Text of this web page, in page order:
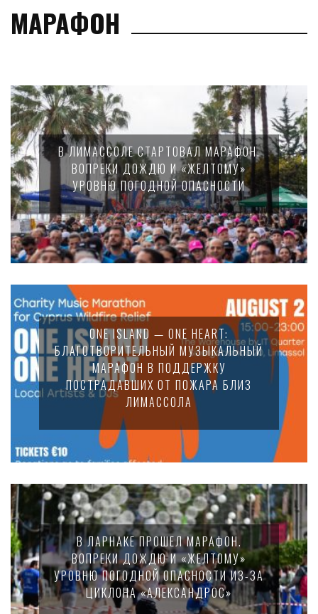
МАРАФОН
В ЛИМАССОЛЕ СТАРТОВАЛ МАРАФОН.
ВОПРЕКИ ДОЖДЮ И «ЖЕЛТОМУ»
УРОВНЮ ПОГОДНОЙ ОПАСНОСТИ
ONE ISLAND — ONE HEART:
БЛАГОТВОРИТЕЛЬНЫЙ МУЗЫКАЛЬНЫЙ
МАРАФОН В ПОДДЕРЖКУ
ПОСТРАДАВШИХ ОТ ПОЖАРА БЛИЗ
ЛИМАССОЛА
В ЛАРНАКЕ ПРОШЕЛ МАРАФОН.
ВОПРЕКИ ДОЖДЮ И «ЖЕЛТОМУ»
УРОВНЮ ПОГОДНОЙ ОПАСНОСТИ ИЗ-ЗА
ЦИКЛОНА «АЛЕКСАНДРОС»